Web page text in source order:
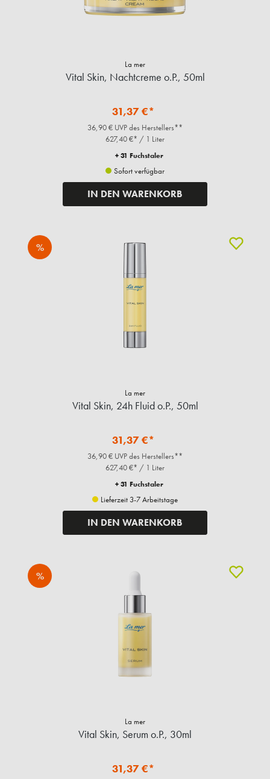
La mer
Vital Skin, Nachtcreme o.P., 50ml
31,37 €*
36,90 € UVP des Herstellers**
627,40 €* / 1 Liter
+ 31 Fuchstaler
Sofort verfügbar
IN DEN WARENKORB
%
La mer
Vital Skin, 24h Fluid o.P., 50ml
31,37 €*
36,90 € UVP des Herstellers**
627,40 €* / 1 Liter
+ 31 Fuchstaler
Lieferzeit 3-7 Arbeitstage
IN DEN WARENKORB
%
La mer
Vital Skin, Serum o.P., 30ml
31,37 €*